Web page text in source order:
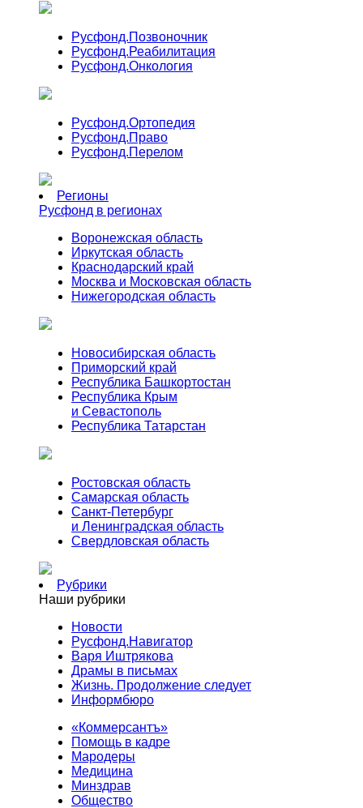
Русфонд.Позвоночник
Русфонд.Реабилитация
Русфонд.Онкология
Русфонд.Ортопедия
Русфонд.Право
Русфонд.Перелом
Регионы
Русфонд в регионах
Воронежская область
Иркутская область
Краснодарский край
Москва и Московская область
Нижегородская область
Новосибирская область
Приморский край
Республика Башкортостан
Республика Крым
и Севастополь
Республика Татарстан
Ростовская область
Самарская область
Санкт-Петербург
и Ленинградская область
Свердловская область
Рубрики
Наши рубрики
Новости
Русфонд.Навигатор
Варя Иштрякова
Драмы в письмах
Жизнь. Продолжение следует
Информбюро
«Коммерсантъ»
Помощь в кадре
Мародеры
Медицина
Минздрав
Общество